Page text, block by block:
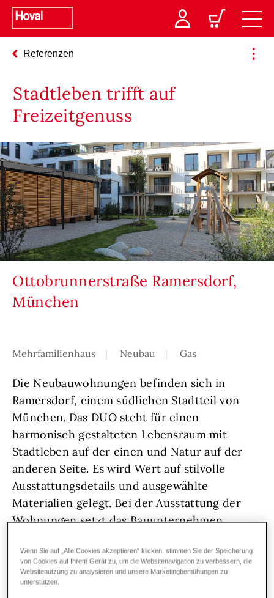
Referenzen
Stadtleben trifft auf
Freizeitgenuss
Ottobrunnerstraße Ramersdorf,
München
Mehrfamilienhaus Neubau Gas
Die Neubauwohnungen befinden sich in
Ramersdorf, einem südlichen Stadtteil von
München. Das DUO steht für einen
harmonisch gestalteten Lebensraum mit
Stadtleben auf der einen und Natur auf der
anderen Seite. Es wird Wert auf stilvolle
Ausstattungsdetails und ausgewählte
Materialien gelegt. Bei der Ausstattung der
Wohnungen setzt das Bauunternehmen
sich auch in der Liste der Ausstatter
bemerkbar. Eichenparkett vom Marktführer
Bauwerk; Designerfließen von Marazzi; Bäder
Wenn Sie auf „Alle Cookies akzeptieren“ klicken, stimmen Sie der Speicherung
von Cookies auf Ihrem Gerät zu, um die Websitenavigation zu verbessern, die
Websitenutzung zu analysieren und unsere Marketingbemühungen zu
unterstützen.